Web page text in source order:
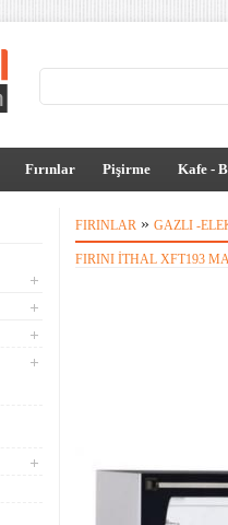
Fırınlar Pişirme Kafe -
FIRINLAR » GAZLI -
FIRINI İTHAL XFT193